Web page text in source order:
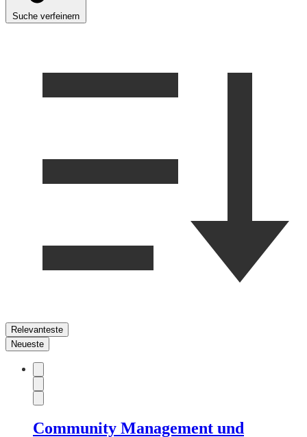
Suche verfeinern
Relevanteste
Neueste
Community Management und